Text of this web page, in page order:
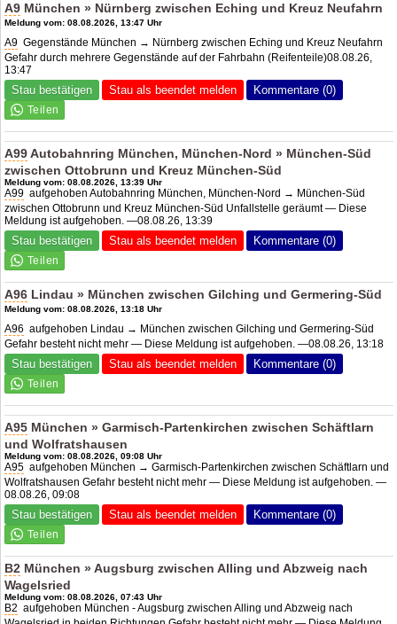
A9 München » Nürnberg zwischen Eching und Kreuz Neufahrn
Meldung vom: 08.08.2026, 13:47 Uhr
A9 Gegenstände München → Nürnberg zwischen Eching und Kreuz Neufahrn
Gefahr durch mehrere Gegenstände auf der Fahrbahn (Reifenteile)08.08.26,
13:47
Stau bestätigen Stau als beendet melden Kommentare (0)
A99Autobahnring München, München-Nord » München-Süd
zwischen Ottobrunn und Kreuz München-Süd
Meldung vom: 08.08.2026, 13:39 Uhr
A99 aufgehoben Autobahnring München, München-Nord → München-Süd
zwischen Ottobrunn und Kreuz München-Süd Unfallstelle geräumt — Diese
Meldung ist aufgehoben. —08.08.26, 13:39
Stau bestätigen Stau als beendet melden Kommentare (0)
A96 Lindau » München zwischen Gilching und Germering-Süd
Meldung vom: 08.08.2026, 13:18 Uhr
A96 aufgehoben Lindau → München zwischen Gilching und Germering-Süd
Gefahr besteht nicht mehr — Diese Meldung ist aufgehoben. —08.08.26, 13:18
Stau bestätigen Stau als beendet melden Kommentare (0)
A95 München » Garmisch-Partenkirchen zwischen Schäftlarn
und Wolfratshausen
Meldung vom: 08.08.2026, 09:08 Uhr
A95 aufgehoben München → Garmisch-Partenkirchen zwischen Schäftlarn und
Wolfratshausen Gefahr besteht nicht mehr — Diese Meldung ist aufgehoben. —
08.08.26, 09:08
Stau bestätigen Stau als beendet melden Kommentare (0)
B2 München » Augsburg zwischen Alling und Abzweig nach
Wagelsried
Meldung vom: 08.08.2026, 07:43 Uhr
B2 aufgehoben München - Augsburg zwischen Alling und Abzweig nach